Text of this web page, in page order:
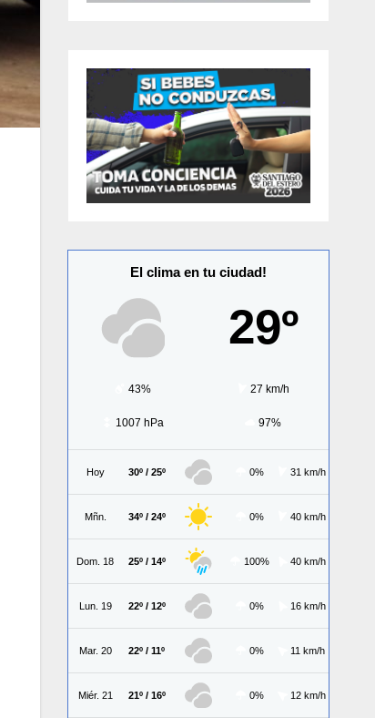
El clima en tu ciudad!
29º
43% 27 km/h
1007 hPa 97%
Hoy 30º / 25º 0% 31 km/h
Mñn. 34º / 24º 0% 40 km/h
Dom. 18 25º / 14º 100% 40 km/h
Lun. 19 22º / 12º 0% 16 km/h
Mar. 20 22º / 11º 0% 11 km/h
Miér. 21 21º / 16º 0% 12 km/h